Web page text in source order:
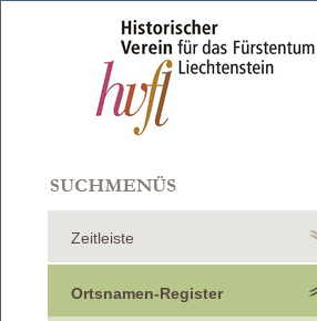
Zeitleiste
Ortsnamen-Register